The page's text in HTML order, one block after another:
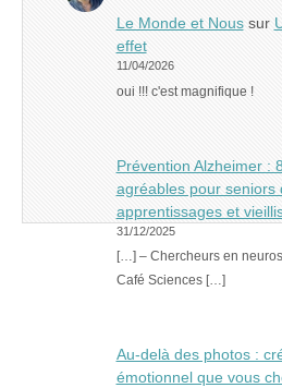
Le Monde et Noussur
effet
11/04/2026
oui !!! c'est magnifique !
Prévention Alzheimer :
agréables pour seniors
apprentissages et
31/12/2025
[…] – Chercheurs en
Café Sciences […]
Au-delà des photos :
émotionnel que vous